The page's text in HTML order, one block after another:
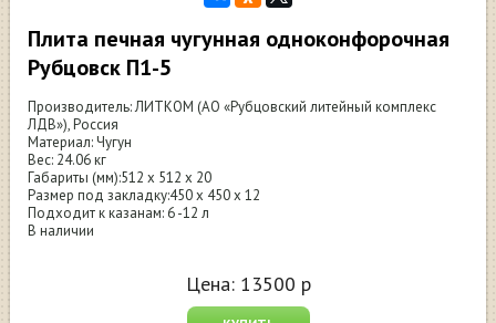
Плита печная чугунная одноконфорочная
Рубцовск П1-5
Производитель: ЛИТКОМ (АО «Рубцовский литейный комплекс
ЛДВ»), Россия
Материал: Чугун
Вес: 24.06 кг
Габариты (мм):512 x 512 x 20
Размер под закладку:450 x 450 x 12
Подходит к казанам: 6 -12 л
В наличии
Цена: 13500 р